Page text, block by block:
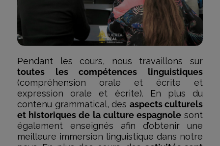
Pendant les cours, nous travaillons sur
toutes les compétences linguistiques
(compréhension orale et écrite et
expression orale et écrite). En plus du
contenu grammatical, des aspects culturels
et historiques de la culture espagnolesont
également enseignés afin d’obtenir une
meilleure immersion linguistique dans notre